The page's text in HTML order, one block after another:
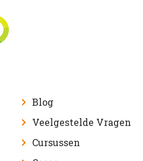
Blog
Veelgestelde Vragen
Cursussen